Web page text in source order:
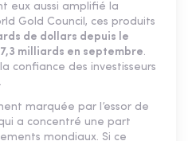
eux aussi amplifié la
Gold Council, ces produits
de dollars depuis le
milliards en septembre.
confiance des investisseurs
marquée par l’essor de
a concentré une part
mondiaux. Si ce